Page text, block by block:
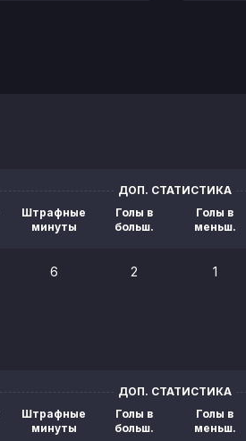
ДОП. СТАТИСТИКА
Штрафные
минуты
Голы в
больш.
Голы в
меньш.
6 2 1
ДОП. СТАТИСТИКА
Штрафные
минуты
Голы в
больш.
Голы в
меньш.